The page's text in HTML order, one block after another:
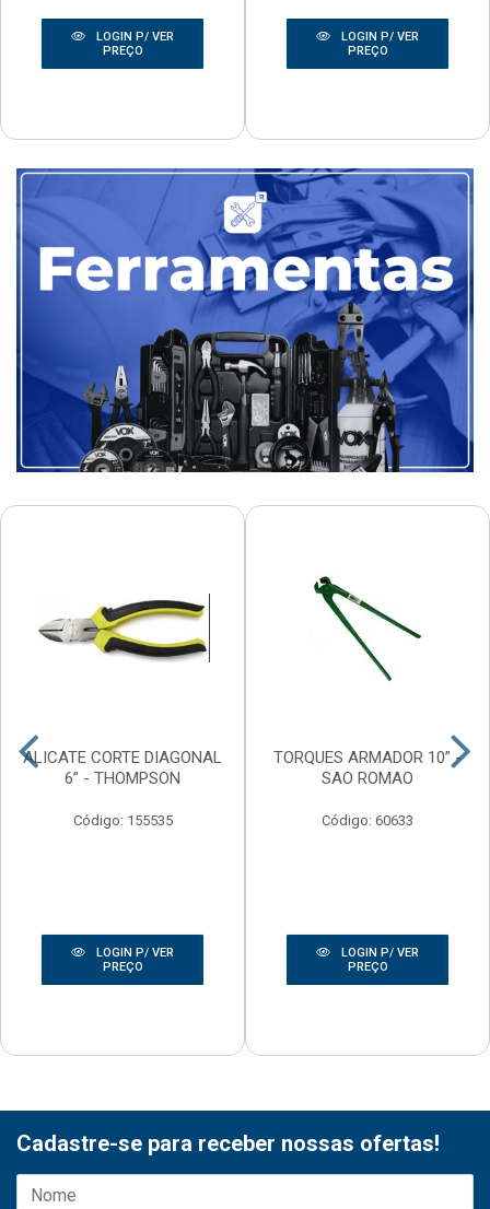
LOGIN P/ VER
PREÇO
LOGIN P/ VER
PREÇO
ALICATE CORTE DIAGONAL
6” - THOMPSON
Código: 155535
LOGIN P/ VER
PREÇO
TORQUES ARMADOR 10” -
SAO ROMAO
Código: 60633
LOGIN P/ VER
PREÇO
Cadastre-se para receber nossas ofertas!